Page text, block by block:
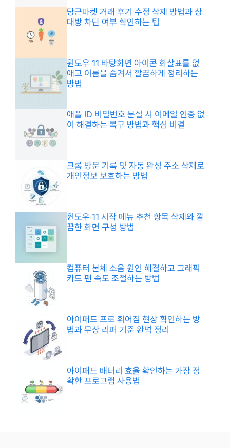
당근마켓 거래 후기 수정 삭제 방법과 상
대방 차단 여부 확인하는 팁
윈도우 11 바탕화면 아이콘 화살표를 없
애고 이름을 숨겨서 깔끔하게 정리하는
방법
애플 ID 비밀번호 분실 시 이메일 인증 없
이 해결하는 복구 방법과 핵심 비결
크롬 방문 기록 및 자동 완성 주소 삭제로
개인정보 보호하는 방법
윈도우 11 시작 메뉴 추천 항목 삭제와 깔
끔한 화면 구성 방법
컴퓨터 본체 소음 원인 해결하고 그래픽
카드 팬 속도 조절하는 방법
아이패드 프로 휘어짐 현상 확인하는 방
법과 무상 리퍼 기준 완벽 정리
아이패드 배터리 효율 확인하는 가장 정
확한 프로그램 사용법